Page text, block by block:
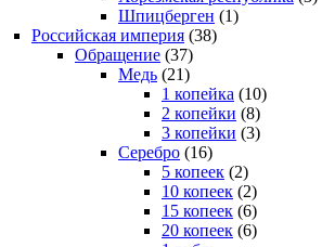
Шпицберген (1)
Российская империя (38)
Обращение (37)
Медь (21)
1 копейка (10)
2 копейки (8)
3 копейки (3)
Серебро (16)
5 копеек (2)
10 копеек (2)
15 копеек (6)
20 копеек (6)